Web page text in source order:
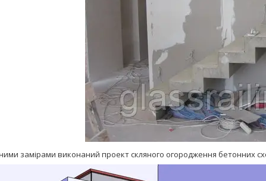
замірами виконаний проект скляного огородження бетонних